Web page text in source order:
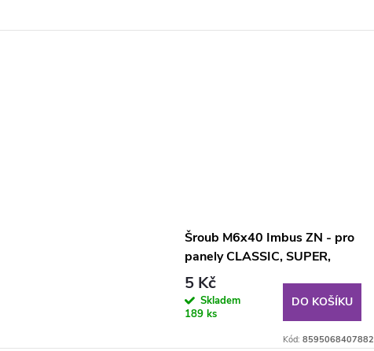
Šroub M6x40 Imbus ZN - pro
panely CLASSIC, SUPER,
SUPER STRONG
5 Kč
Skladem
189 ks
DO KOŠÍKU
Kód: 8595068407882